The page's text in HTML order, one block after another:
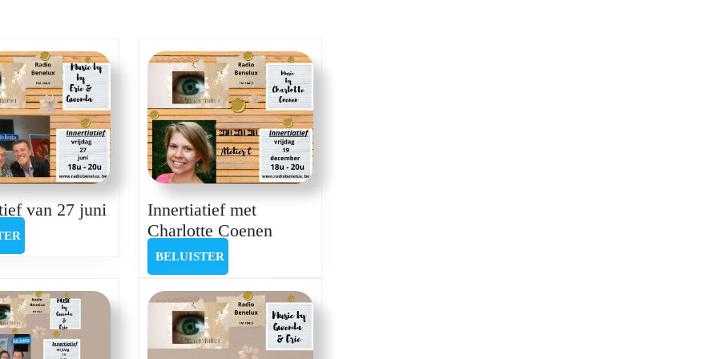
van 27 juni Innertiatief
Innertiatief met
Charlotte CoenenInnertiatief
Coenen
BELUISTERBELUISTER